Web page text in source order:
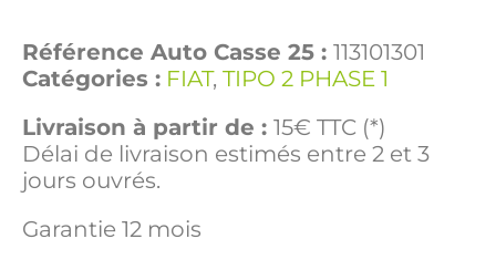
Référence Auto Casse 25 : 113101301
Catégories : FIAT, TIPO 2 PHASE 1
Livraison à partir de : 15€ TTC (*)
Délai de livraison estimés entre 2 et 3
jours ouvrés.
Garantie 12 mois